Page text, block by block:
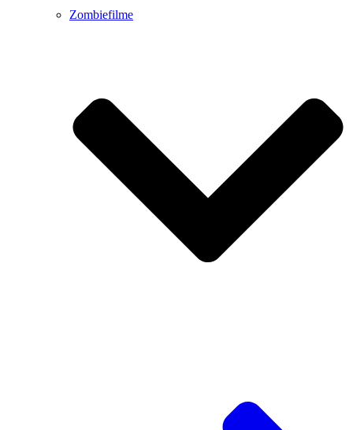
Zombiefilme